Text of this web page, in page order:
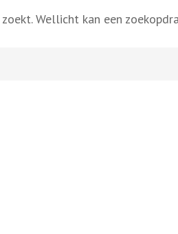
Wellicht kan een